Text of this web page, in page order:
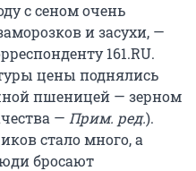
с сеном очень
и засухи, —
161.RU.
цены поднялись
пшеницей — зерном
— Прим. ред.).
стало много, а
бросают